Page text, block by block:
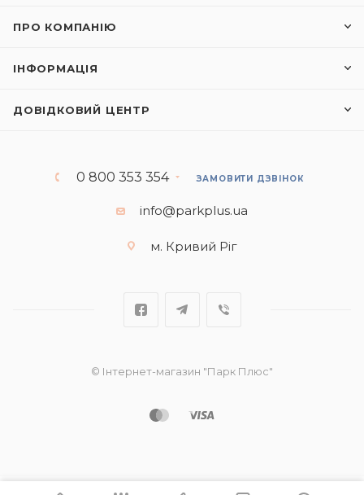
ПРО КОМПАНІЮ
ІНФОРМАЦІЯ
ДОВІДКОВИЙ ЦЕНТР
0 800 353 354 ЗАМОВИТИ ДЗВІНОК
info@parkplus.ua
м. Кривий Ріг
© Інтернет-магазин "Парк Плюс"